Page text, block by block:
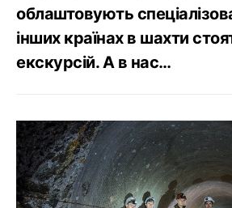
облаштовують
інших країнах в шахти
екскурсій. А в нас…